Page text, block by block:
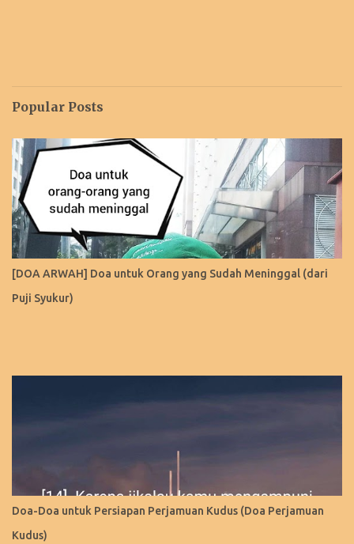
Popular Posts
[DOA ARWAH] Doa untuk Orang yang Sudah Meninggal (dari
Puji Syukur)
Doa-Doa untuk Persiapan Perjamuan Kudus (Doa Perjamuan
Kudus)